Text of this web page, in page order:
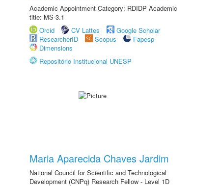
Academic Appointment Category: RDIDP Academic
title: MS-3.1
Orcid
CV Lattes
Google Scholar
ResearcherID
Scopus
Fapesp
Dimensions
Repositório Institucional UNESP
Maria Aparecida Chaves Jardim
National Council for Scientific and Technological
Development (CNPq) Research Fellow - Level 1D